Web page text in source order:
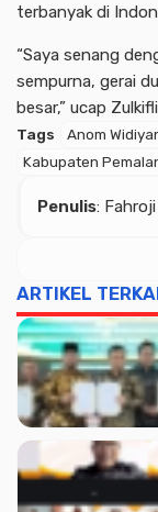
terbanyak di
“Saya senang
sempurna, gerai
besar,” ucap
Tags Anom
Kabupaten
Penulis: Fahroji
ARTIKEL